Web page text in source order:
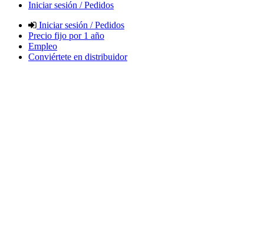
Iniciar sesión / Pedidos
Iniciar sesión / Pedidos
Precio fijo por 1 año
Empleo
Conviértete en distribuidor